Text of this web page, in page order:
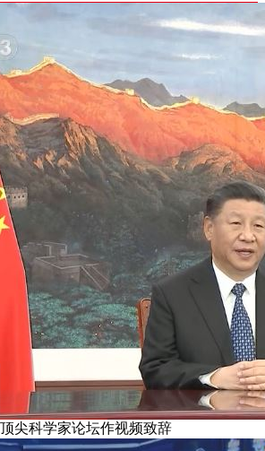
尖科学家论坛作视频致辞